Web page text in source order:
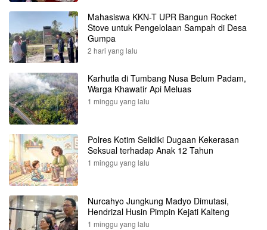
Mahasiswa KKN-T UPR Bangun Rocket
Stove untuk Pengelolaan Sampah di Desa
Gumpa
2 hari yang lalu
Karhutla di Tumbang Nusa Belum Padam,
Warga Khawatir Api Meluas
1 minggu yang lalu
Polres Kotim Selidiki Dugaan Kekerasan
Seksual terhadap Anak 12 Tahun
1 minggu yang lalu
Nurcahyo Jungkung Madyo Dimutasi,
Hendrizal Husin Pimpin Kejati Kalteng
1 minggu yang lalu